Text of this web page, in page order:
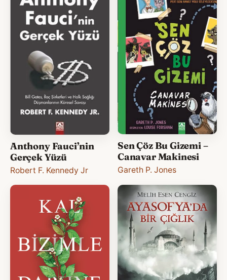
Anthony Fauci’nin
Gerçek Yüzü
Robert F. Kennedy Jr
Sen Çöz Bu Gizemi –
Canavar Makinesi
Gareth P. Jones